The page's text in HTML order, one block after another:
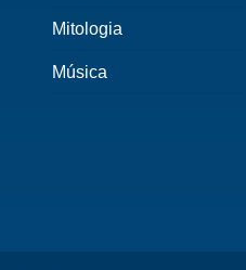
Mitologia
Música